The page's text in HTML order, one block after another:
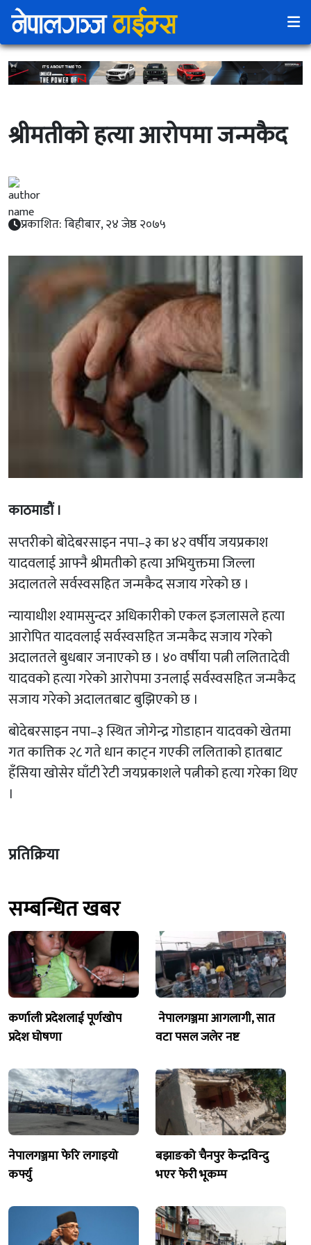
श्रीमतीको हत्या आरोपमा जन्मकैद
प्रकाशित: बिहीबार, २४ जेष्ठ २०७५
काठमाडाैं ।
सप्तरीको बोदेबरसाइन नपा–३ का ४२ वर्षीय जयप्रकाश
यादवलाई आफ्नै श्रीमतीको हत्या अभियुक्तमा जिल्ला
अदालतले सर्वस्वसहित जन्मकैद सजाय गरेको छ ।
न्यायाधीश श्यामसुन्दर अधिकारीको एकल इजलासले हत्या
आरोपित यादवलाई सर्वस्वसहित जन्मकैद सजाय गरेको
अदालतले बुधबार जनाएको छ । ४० वर्षीया पत्नी ललितादेवी
यादवको हत्या गरेको आरोपमा उनलाई सर्वस्वसहित जन्मकैद
सजाय गरेको अदालतबाट बुझिएको छ ।
बोदेबरसाइन नपा–३ स्थित जोगेन्द्र गोडाहान यादवको खेतमा
गत कात्तिक २८ गते धान काट्न गएकी ललिताको हातबाट
हँसिया खोसेर घाँटी रेटी जयप्रकाशले पत्नीको हत्या गरेका थिए
।
प्रतिक्रिया
सम्बन्धित खबर
कर्णाली प्रदेशलाई पूर्णखोप
प्रदेश घोषणा
नेपालगञ्जमा आगलागी, सात
वटा पसल जलेर नष्ट
नेपालगञ्जमा फेरि लगाइयो
कर्फ्यु
बझाङको चैनपुर केन्द्रविन्दु
भएर फेरी भूकम्प